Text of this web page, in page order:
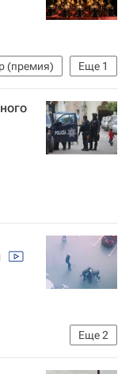
Еще 1
(премия)
Еще2